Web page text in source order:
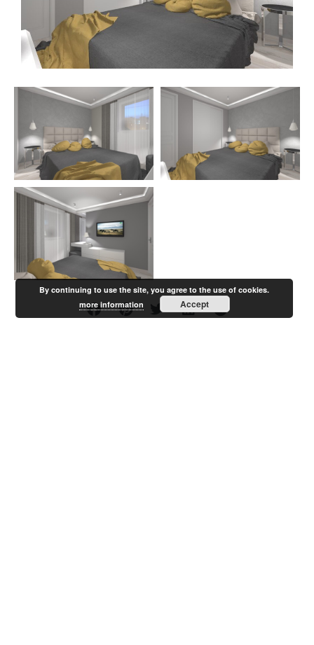
By continuing to use the site, you agree to the use of cookies.
more information
Accept